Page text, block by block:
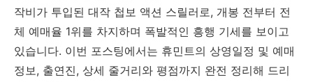
작비가 투입된 대작 첩보 액션 스릴러로, 개봉 전부터 전
체 예매율 1위를 차지하며 폭발적인 흥행 기세를 보이고
있습니다. 이번 포스팅에서는 휴민트의 상영일정 및 예매
정보, 출연진, 상세 줄거리와 평점까지 완전 정리해 드리